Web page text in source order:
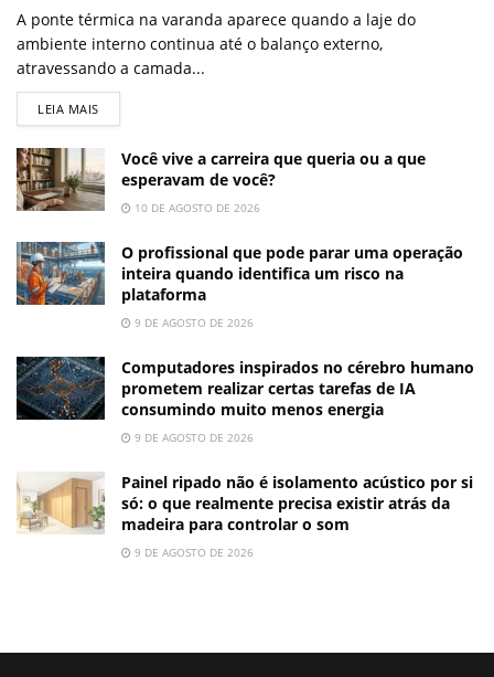
A ponte térmica na varanda aparece quando a laje do
ambiente interno continua até o balanço externo,
atravessando a camada...
LEIA MAIS
Você vive a carreira que queria ou a que
esperavam de você?
10 DE AGOSTO DE 2026
O profissional que pode parar uma operação
inteira quando identifica um risco na
plataforma
9 DE AGOSTO DE 2026
Computadores inspirados no cérebro humano
prometem realizar certas tarefas de IA
consumindo muito menos energia
9 DE AGOSTO DE 2026
Painel ripado não é isolamento acústico por si
só: o que realmente precisa existir atrás da
madeira para controlar o som
9 DE AGOSTO DE 2026